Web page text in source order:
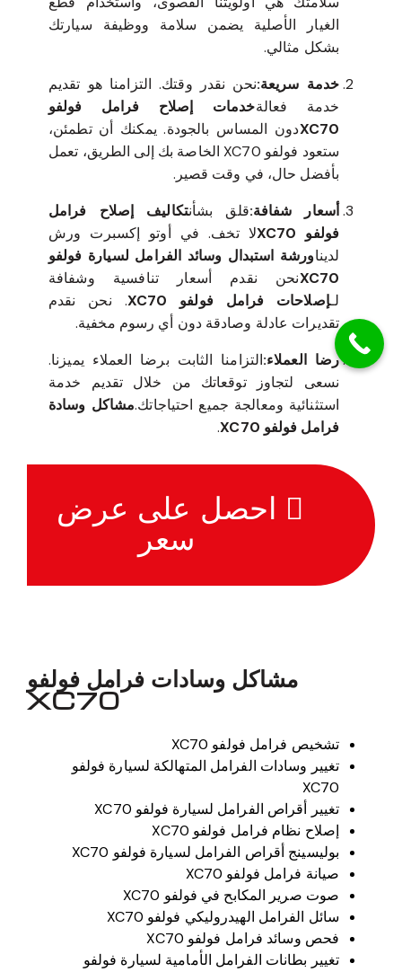
الغيار الأصلية يضمن سلامة ووظيفة سيارتك
بشكل مثالي.
خدمة سريعة:نحن نقدر وقتك. التزامنا هو تقديم
خدمة فعالةخدمات إصلاح فرامل فولفو
XC70دون المساس بالجودة. يمكنك أن تطمئن،
ستعود فولفو XC70 الخاصة بك إلى الطريق، تعمل
بأفضل حال، في وقت قصير.
أسعار شفافة:قلق بشأنتكاليف إصلاح فرامل
فولفو XC70
لا تخف. في أوتو إكسبرت ورش
لديناورشة استبدال وسائد الفرامل لسيارة فولفو
XC70نحن نقدم أسعار تنافسية وشفافة
لـإصلاحات فرامل فولفو XC70
. نحن نقدم
تقديرات عادلة وصادقة دون أي رسوم مخفية.
رضا العملاء:التزامنا الثابت برضا العملاء يميزنا.
نسعى لتجاوز توقعاتك من خلال تقديم خدمة
استثنائية ومعالجة جميع احتياجاتك.مشاكل وسادة
فرامل فولفو XC70
.
احصل على عرض
سعر
مشاكل وسادات فرامل فولفو
XC70
تشخيص فرامل فولفو XC70
تغيير وسادات الفرامل المتهالكة لسيارة فولفو
XC70
تغيير أقراص الفرامل لسيارة فولفو XC70
إصلاح نظام فرامل فولفو XC70
بوليسينج أقراص الفرامل لسيارة فولفو XC70
صيانة فرامل فولفو XC70
صوت صرير المكابح في فولفو XC70
سائل الفرامل الهيدروليكي فولفو XC70
فحص وسائد فرامل فولفو XC70
تغيير بطانات الفرامل الأمامية لسيارة فولفو